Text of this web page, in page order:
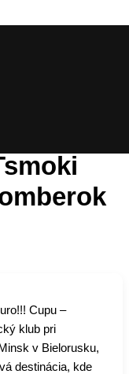
Cupu –
klub pri
v Bielorusku,
destinácia, kde